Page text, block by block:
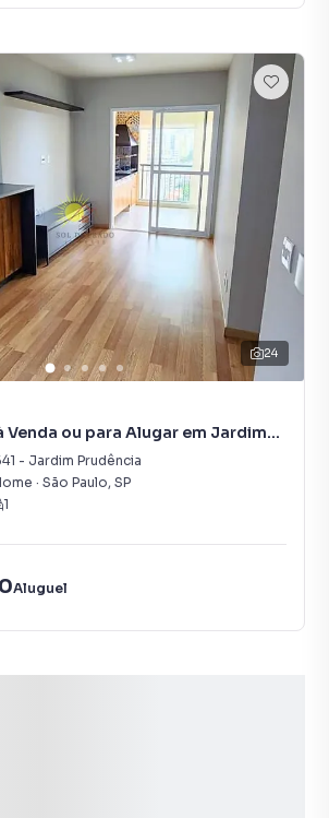
24
ou para Alugar em Jardim
- Jardim Prudência
· São Paulo, SP
1
Aluguel